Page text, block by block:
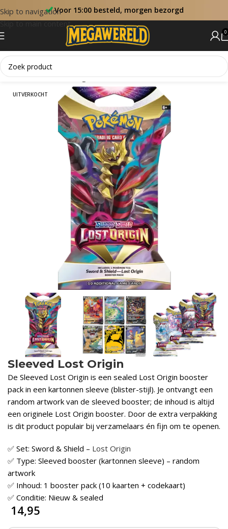
Skip to navigation
Skip to main content
Voor 15:00 besteld, morgen bezorgd
0
Home Sets Lost Origin
UITVERKOCHT
Sleeved Lost Origin
De Sleeved Lost Origin is een sealed Lost Origin booster
pack in een kartonnen sleeve (blister-stijl). Je ontvangt een
random artwork van de sleeved booster; de inhoud is altijd
een originele Lost Origin booster. Door de extra verpakking
is dit product populair bij verzamelaars én fijn om te openen.
✅ Set: Sword & Shield – Lost Origin
✅ Type: Sleeved booster (kartonnen sleeve) – random
artwork
✅ Inhoud: 1 booster pack (10 kaarten + codekaart)
✅ Conditie: Nieuw & sealed
14,95